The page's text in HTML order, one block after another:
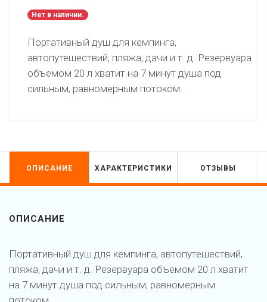
Нет в наличии.
Портативный душ для кемпинга,
автопутешествий, пляжа, дачи и т. д. Резервуара
объемом 20 л хватит на 7 минут душа под
сильным, равномерным потоком.
ОПИСАНИЕ ХАРАКТЕРИСТИКИ ОТЗЫВЫ
ОПИСАНИЕ
Портативный душ для кемпинга, автопутешествий,
пляжа, дачи и т. д. Резервуара объемом 20 л хватит
на 7 минут душа под сильным, равномерным